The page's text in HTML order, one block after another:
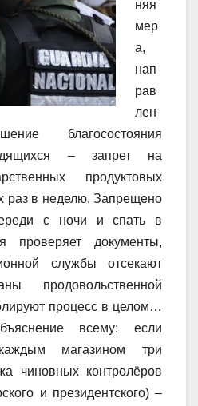
няя
мер
а,
нап
рав
лен
благосостояния
– запрет на
продуктовых
раз в неделю. Запрещено
с ночи и спать в
проверяет документы,
службы отсекают
продовольственной
процесс в целом…
всему: если
магазином три
чиновных контролёров
и президентского) –